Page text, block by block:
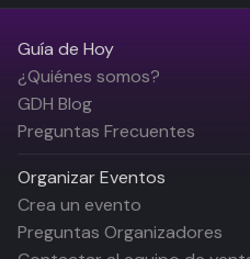
Guía de Hoy
¿Quiénes somos?
GDH Blog
Preguntas Frecuentes
Organizar Eventos
Crea un evento
Preguntas Organizadores